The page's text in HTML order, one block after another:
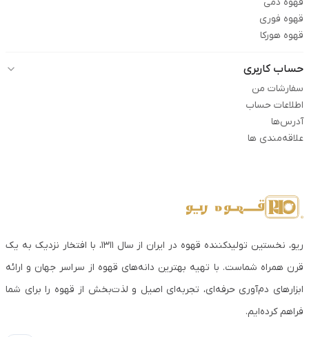
قهوه فوری
قهوه هورکا
حساب کاربری
سفارشات من
اطلاعات حساب
آدرس‌ها
علاقه‌مندی ها
ریو، نخستین تولیدکننده قهوه در ایران از سال ۱۳۱۱، با افتخار نزدیک به یک
قرن همراه شماست. با تهیه بهترین دانه‌های قهوه از سراسر جهان و ارائه
ابزارهای دم‌آوری حرفه‌ای، تجربه‌ای اصیل و لذت‌بخش از قهوه را برای شما
فراهم کرده‌ایم.